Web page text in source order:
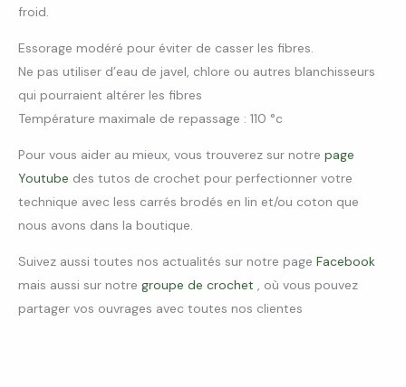
froid.
Essorage modéré pour éviter de casser les fibres.
Ne pas utiliser d’eau de javel, chlore ou autres blanchisseurs
qui pourraient altérer les fibres
Température maximale de repassage : 110 °c
Pour vous aider au mieux, vous trouverez sur notre page
Youtube des tutos de crochet pour perfectionner votre
technique avec less carrés brodés en lin et/ou coton que
nous avons dans la boutique.
Suivez aussi toutes nos actualités sur notre page Facebook
mais aussi sur notre groupe de crochet , où vous pouvez
partager vos ouvrages avec toutes nos clientes